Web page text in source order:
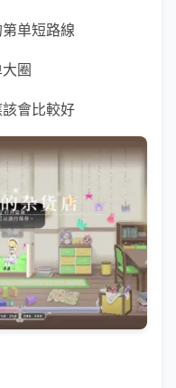
单短路線
圈
會比較好